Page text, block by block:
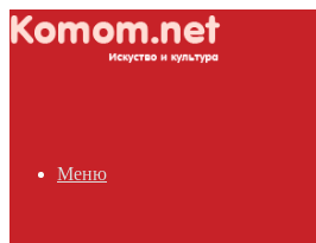
Меню